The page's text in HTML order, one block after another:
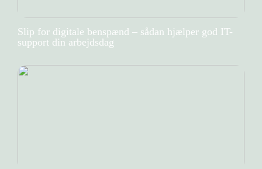
Slip for digitale benspænd – sådan hjælper god IT-
support din arbejdsdag